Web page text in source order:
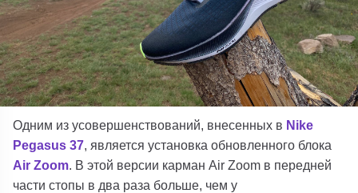
Одним из усовершенствований, внесенных в Nike
Pegasus 37, является установка обновленного блока
Air Zoom. В этой версии карман Air Zoom в передней
части стопы в два раза больше, чем у